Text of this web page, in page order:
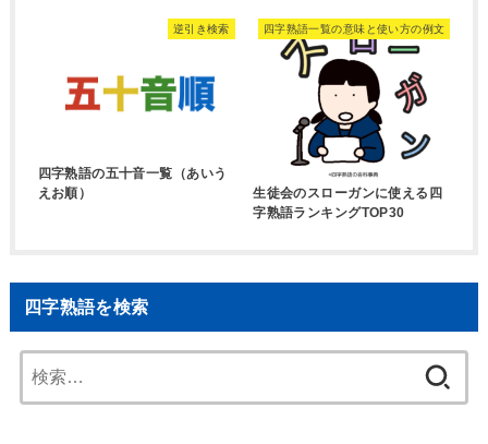
逆引き検索
四字熟語の五十音一覧（あいう
えお順）
四字熟語一覧の意味と使い方の例文
生徒会のスローガンに使える四
字熟語ランキングTOP30
四字熟語を検索
索: